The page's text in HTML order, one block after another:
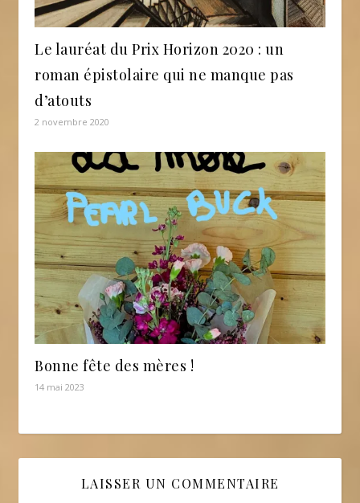
Le lauréat du Prix Horizon 2020 : un
roman épistolaire qui ne manque pas
d’atouts
2 novembre 2020
Bonne fête des mères !
14 mai 2023
LAISSER UN COMMENTAIRE